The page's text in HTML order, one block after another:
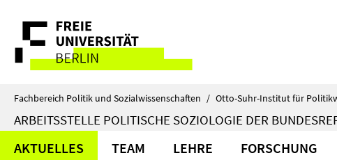
direkt
Inhalt
Service-
Navigation
Fachbereich Politik und Sozialwissenschaften / Otto-Suhr-Institut für
ARBEITSSTELLE POLITISCHE SOZIOLOGIE DER
AKTUELLES TEAM LEHRE FORSCHUNG